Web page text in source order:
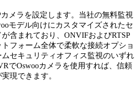
カメラを設定します。当社の無料監視
モデル向けにカスタマイズされたセ
含まれており、ONVIFおよびRTSP
フォーム全体で柔軟な接続オプショ
セキュリティオフィス監視のいずれ
でOswooカメラを使用すれば、信頼
現できます。